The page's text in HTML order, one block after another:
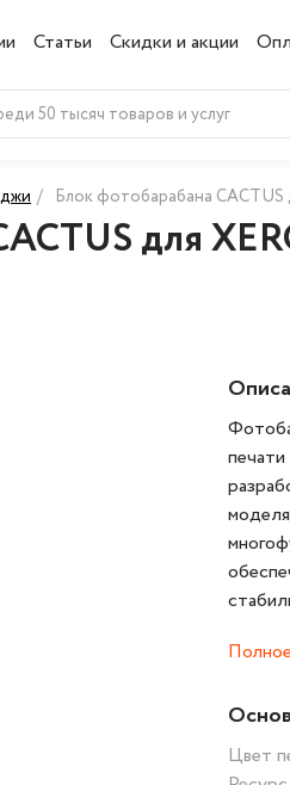
Статьи Скидки и акции
/ Блок фотобарабана CACTUS
для
Цвет